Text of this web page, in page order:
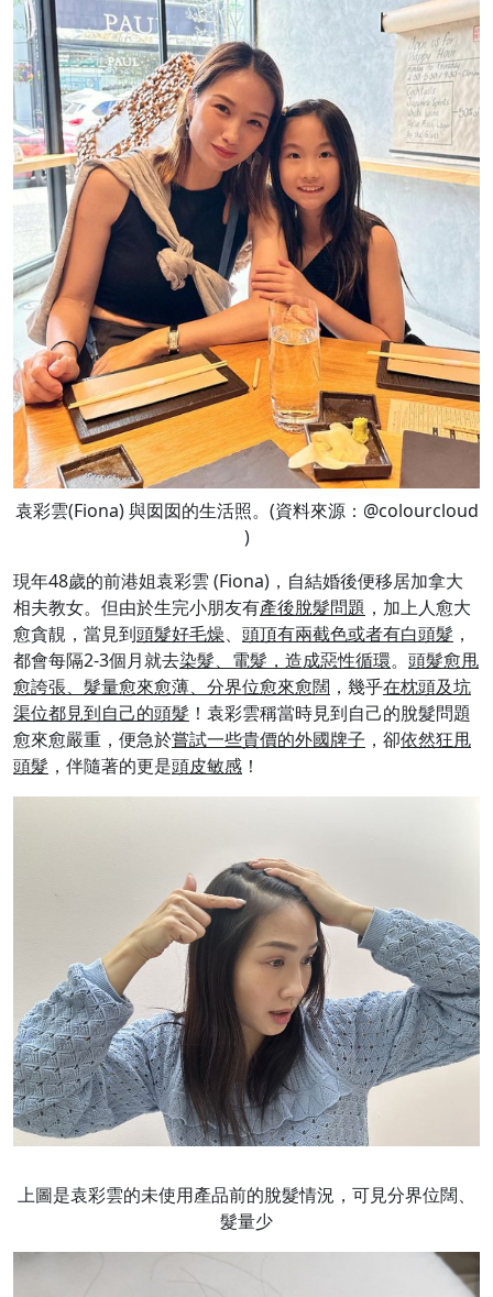
袁彩雲(Fiona) 與囡囡的生活照。(資料來源：@colourcloud
)
現年48歲的前港姐袁彩雲 (Fiona)，自結婚後便移居加拿大
相夫教女。但由於生完小朋友有產後脫髮問題 ，加上人愈大
愈貪靚，當見到頭髮好毛燥、 頭頂有兩截色或者有白頭髮 ，
都會每隔2-3個月就去染髮、電髮，造成惡性循環。 頭髮愈甩
愈誇張、髮量愈來愈薄、分界位愈來愈闊 ，幾乎在枕頭及坑
渠位都見到自己的頭髮 ！袁彩雲稱當時見到自己的脫髮問題
愈來愈嚴重，便急於嘗試一些貴價的外國牌子 ，卻依然狂甩
頭髮 ，伴隨著的更是頭皮敏感 ！
上圖是袁彩雲的未使用產品前的脫髮情況，可見分界位闊、
髮量少